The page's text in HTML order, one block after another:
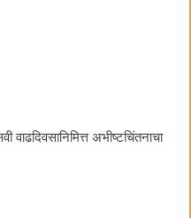
अभीष्टचिंतनाचा